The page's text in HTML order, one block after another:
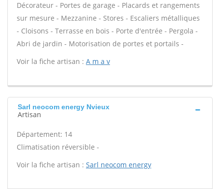
Décorateur - Portes de garage - Placards et rangements
sur mesure - Mezzanine - Stores - Escaliers métalliques
- Cloisons - Terrasse en bois - Porte d'entrée - Pergola -
Abri de jardin - Motorisation de portes et portails -
Voir la fiche artisan : A m a v
Sarl neocom energy Nvieux
Artisan
Département: 14
Climatisation réversible -
Voir la fiche artisan : Sarl neocom energy